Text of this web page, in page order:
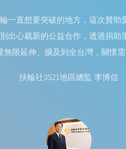
一直想要突破的地方，這次贊助
出心裁新的公益合作，透過捐助
無限延伸、擴及到全台灣，關懷
扶輪社3521地區總監 李博信